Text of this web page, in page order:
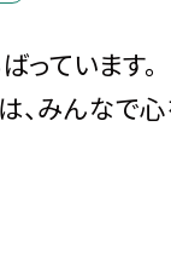
ています。
、みんなで